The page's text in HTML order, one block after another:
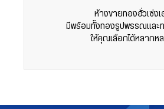
ห้างขายทองฮั่วเซ่งเ
มีพร้อมทั้งทองรูปพรรณและ
ให้คุณเลือกได้หลากห